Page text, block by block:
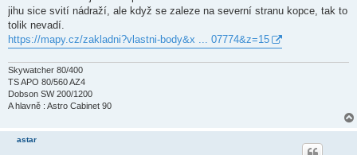
jihu sice svití nádraží, ale když se zaleze na severní stranu kopce, tak to
tolik nevadí.
https://mapy.cz/zakladni?vlastni-body&x ... 07774&z=15
Skywatcher 80/400
TS APO 80/560 AZ4
Dobson SW 200/1200
A hlavně : Astro Cabinet 90
astar